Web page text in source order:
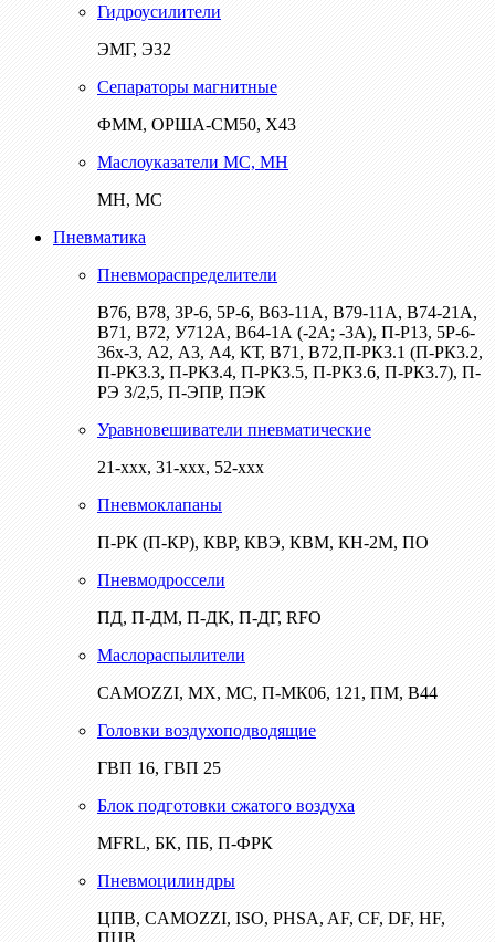
Гидроусилители
ЭМГ, Э32
Сепараторы магнитные
ФММ, ОРША-СМ50, Х43
Маслоуказатели МС, МН
МН, МС
Пневматика
Пневмораспределители
В76, В78, 3Р-6, 5Р-6, В63-11А, В79-11А, В74-21А,
В71, В72, У712А, В64-1А (-2А; -3А), П-Р13, 5Р-6-
36х-3, А2, А3, А4, КТ, В71, В72,П-РК3.1 (П-РК3.2,
П-РК3.3, П-РК3.4, П-РК3.5, П-РК3.6, П-РК3.7), П-
РЭ 3/2,5, П-ЭПР, ПЭК
Уравновешиватели пневматические
21-ххх, 31-ххх, 52-ххх
Пневмоклапаны
П-РК (П-КР), КВР, КВЭ, КВМ, КН-2М, ПО
Пневмодроссели
ПД, П-ДМ, П-ДК, П-ДГ, RFO
Маслораспылители
CAMOZZI, МХ, МС, П-МК06, 121, ПМ, В44
Головки воздухоподводящие
ГВП 16, ГВП 25
Блок подготовки сжатого воздуха
MFRL, БК, ПБ, П-ФРК
Пневмоцилиндры
ЦПВ, CAMOZZI, ISO, PHSA, AF, CF, DF, HF,
ПЦВ